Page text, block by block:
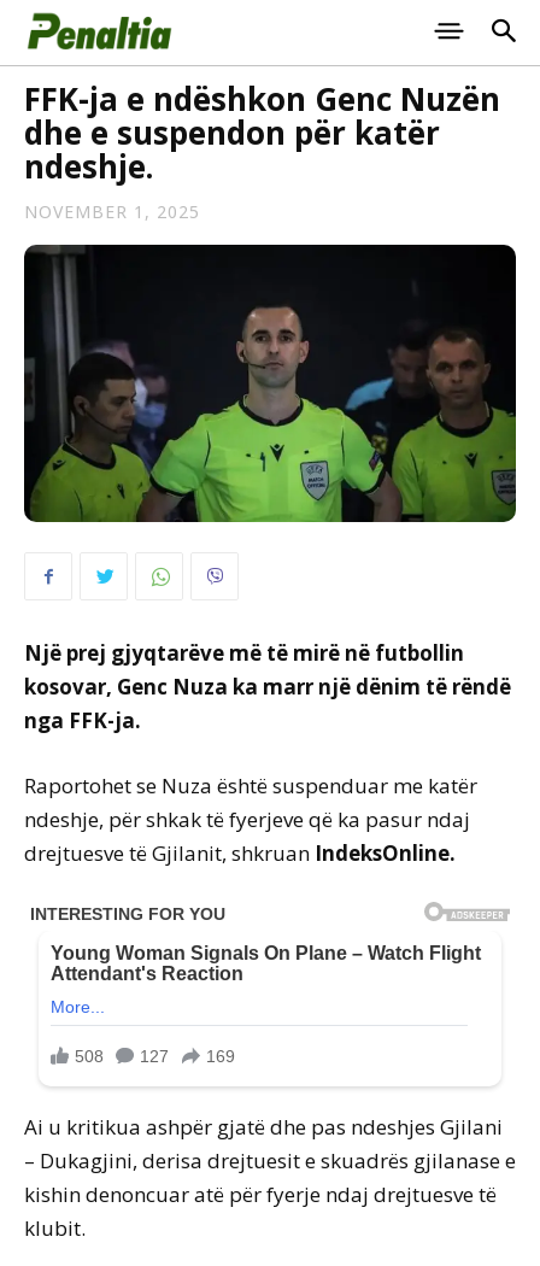
FFK-ja e ndëshkon Genc Nuzën
dhe e suspendon për katër
ndeshje.
NOVEMBER 1, 2025
Një prej gjyqtarëve më të mirë në futbollin
kosovar, Genc Nuza ka marr një dënim të rëndë
nga FFK-ja.
Raportohet se Nuza është suspenduar me katër
ndeshje, për shkak të fyerjeve që ka pasur ndaj
drejtuesve të Gjilanit, shkruan IndeksOnline.
Ai u kritikua ashpër gjatë dhe pas ndeshjes Gjilani
– Dukagjini, derisa drejtuesit e skuadrës gjilanase e
kishin denoncuar atë për fyerje ndaj drejtuesve të
klubit.